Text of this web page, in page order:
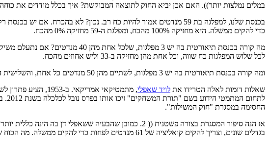
במלים נמלצות יותר)). האם אכן יביא החוק לתוצאה המבוקשת? איך בכלל מודדים את
כדי להקים ממשלה. היא מחזיקה 100% מהכח, ומפלגת ה-59 מחזיקה 0% מהכח.
מה קורה בכנסת תיאורטית בה יש 3
לכל שלוש המפלגות כח שווה, וכל אחת מהן מחזיקה ב-33 וליש אחוזים מהכח.
ומה קורה בכנסת תיאורטית בה יש 3 מפלגות, לשתיים מהן 50 מנדטים כל אחת, והשלישית היא מפלגה "קטנה" עם 20 נציגים בלבד?
שאלות דומות לאלה הטרידו את לויד שאפלי
, מתמטיקאי
החסימה במסגרת "חוק המשילות".
אז הנה סיפור המסגרת בצורה פשטנית (( 2. כמובן שהבעיה ששאפלי דן בה הינה כללית יותר, כמו גם הפתרון שהציג. למעוניינים, הנה
בגדלים שונים, וצריך להקים קואליציה של 61 מנדטים לפחות כדי להקים ממשלה. מה הכוח של כל מפלגה במשא ומתן?